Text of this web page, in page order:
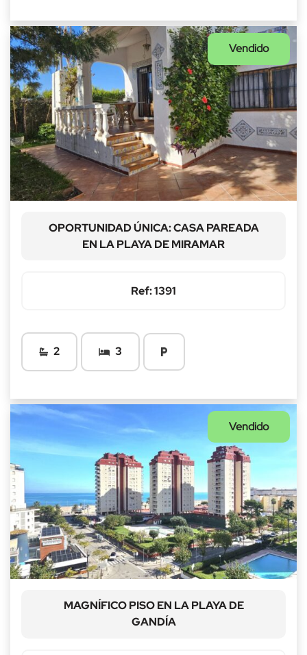
Vendido
OPORTUNIDAD ÚNICA: CASA PAREADA
EN LA PLAYA DE MIRAMAR
Ref: 1391
2 3
Vendido
MAGNÍFICO PISO EN LA PLAYA DE
GANDÍA